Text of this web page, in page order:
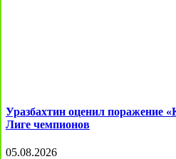
Уразбахтин оценил поражение
Лиге чемпионов
05.08.2026